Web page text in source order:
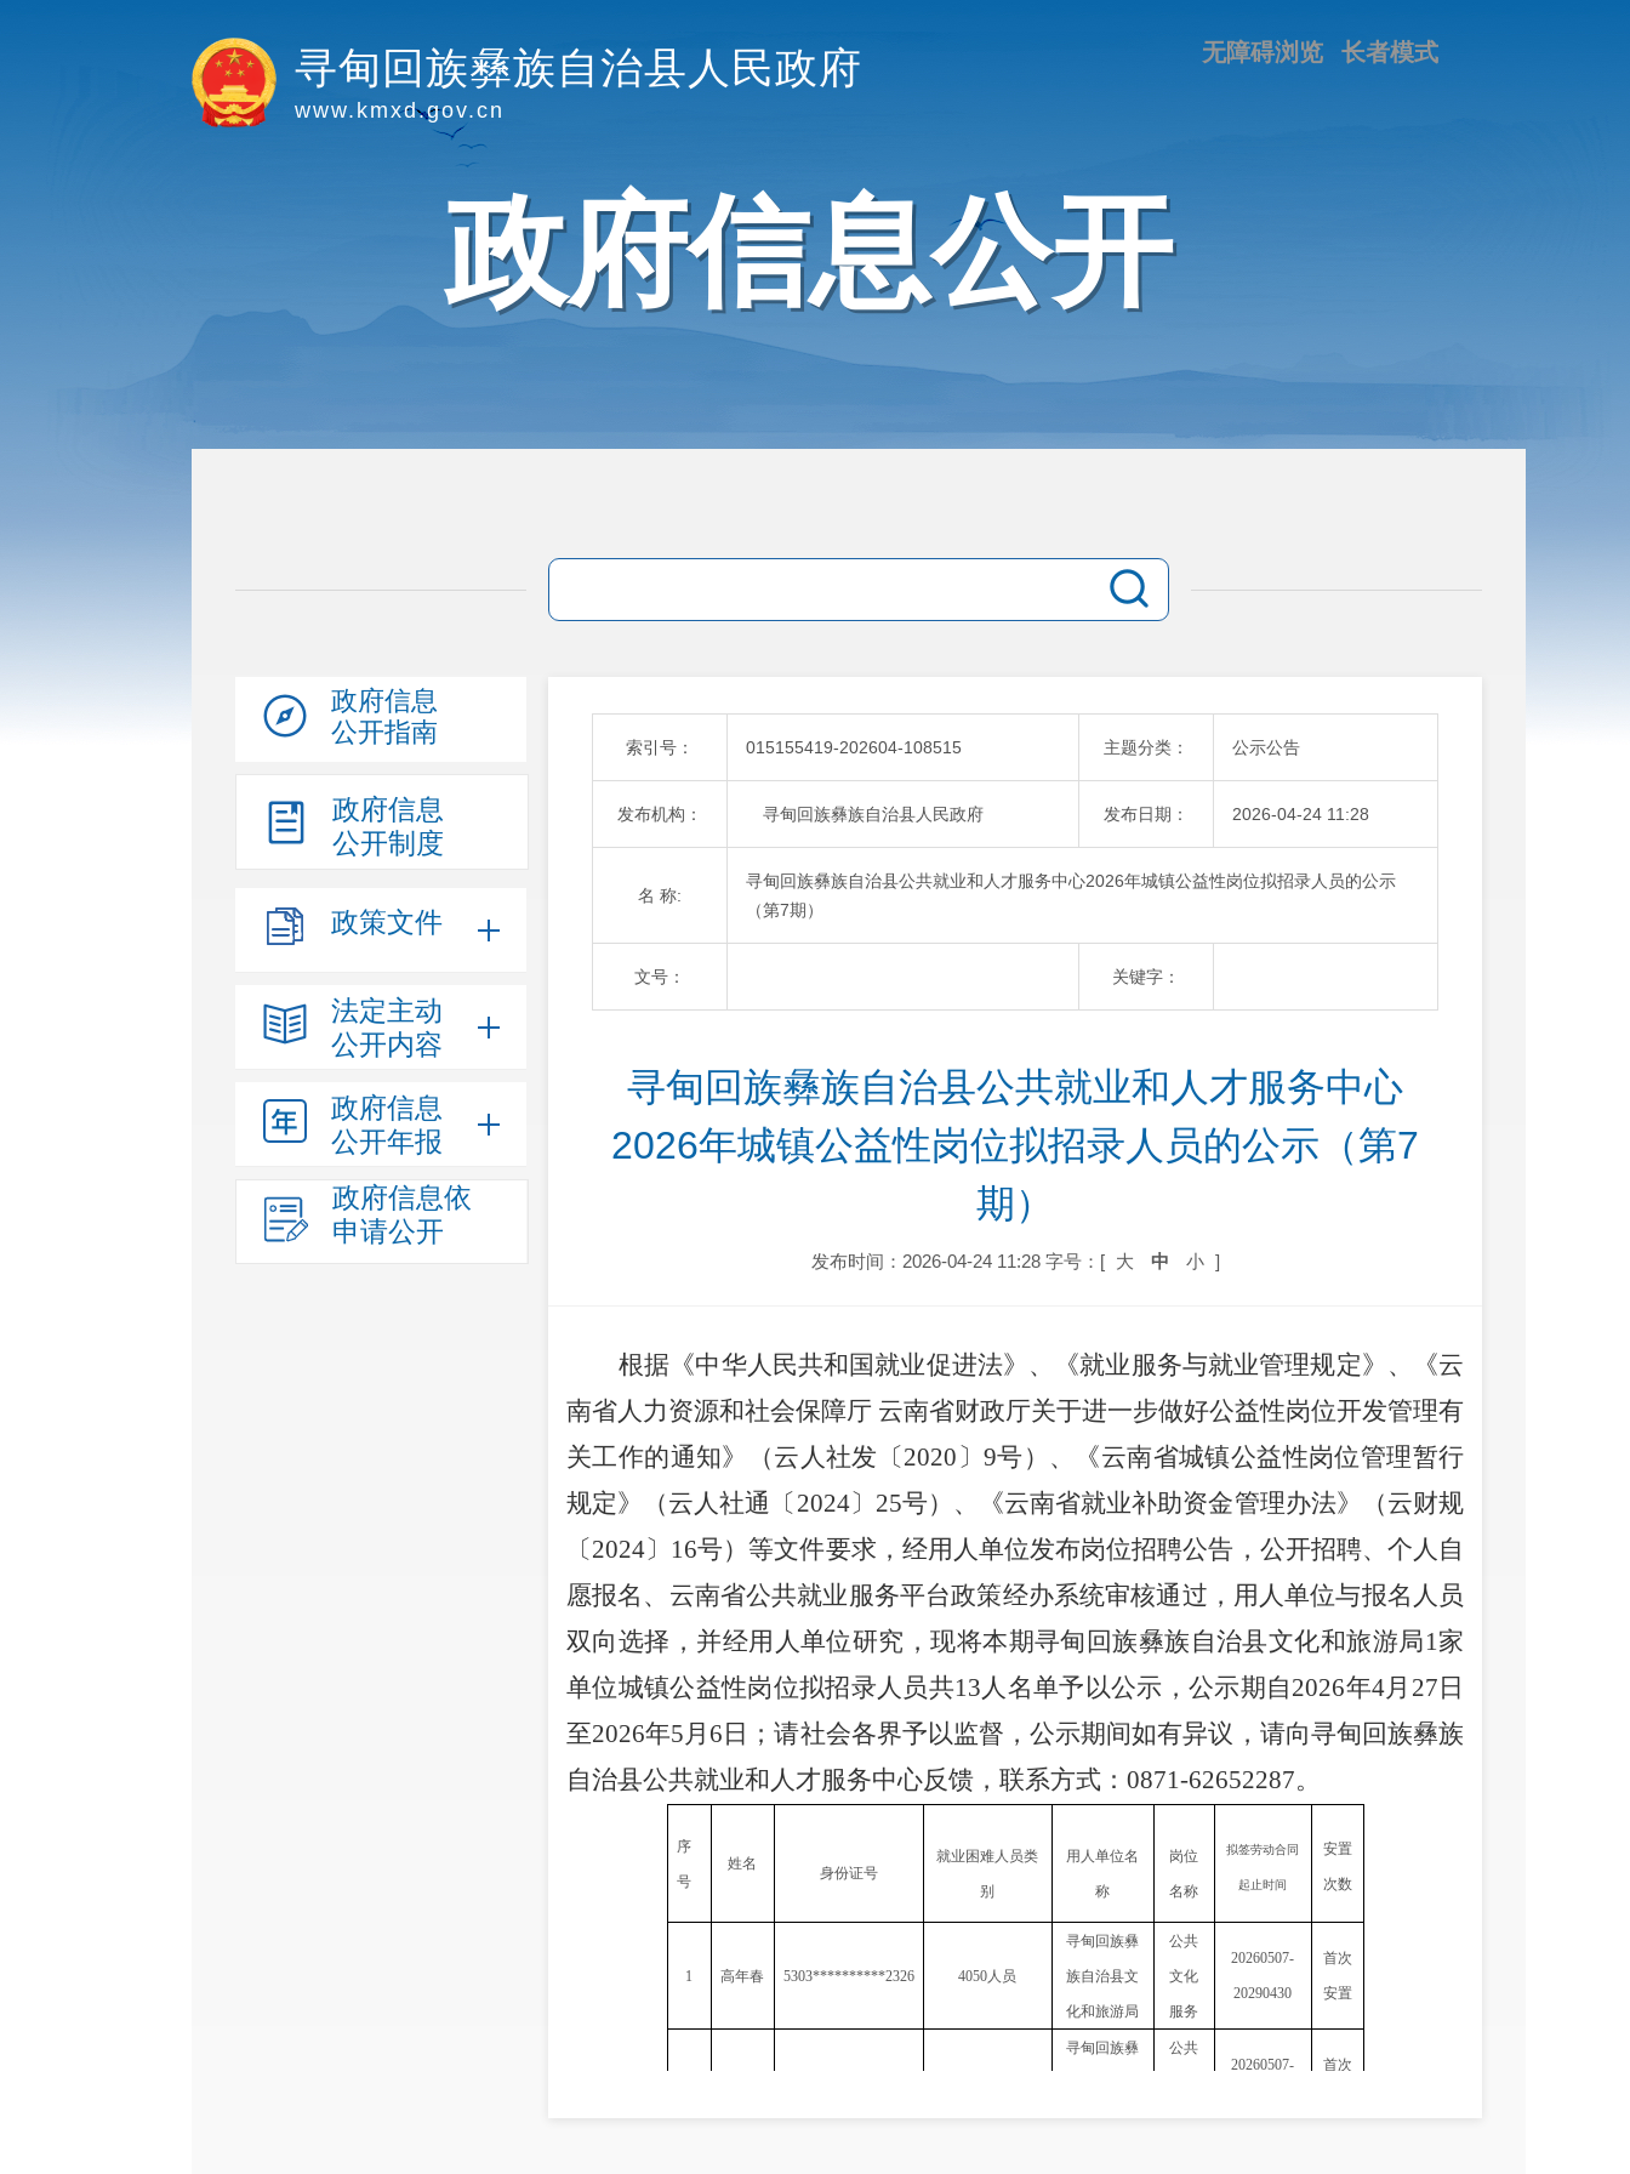
长者模式
无障碍浏览
寻甸回族彝族自治县人民政府
www.kmxd.gov.cn
政府信息公开
政府信息
公开指南
政府信息
公开制度
政策文件
法定主动
公开内容
政府信息
公开年报
政府信息依
申请公开
索引号： 015155419-202604-108515 主题分类： 公示公告
发布机构： 寻甸回族彝族自治县人民政府 发布日期： 2026-04-24 11:28
名 称:
寻甸回族彝族自治县公共就业和人才服务中心2026年城镇公益性岗位拟招录人员的公示
（第7期）
文号： 关键字：
寻甸回族彝族自治县公共就业和人才服务中心
2026年城镇公益性岗位拟招录人员的公示（第7
期）
发布时间：2026-04-24 11:28 字号：[ 大 中 小 ]
根据《中华人民共和国就业促进法》、《就业服务与就业管理规定》、《云
南省人力资源和社会保障厅 云南省财政厅关于进一步做好公益性岗位开发管理有
关工作的通知》（云人社发〔2020 〕 9号）、《云南省城镇公益性岗位管理暂行
规定》（云人社通〔 2024〕 25号） 、
《云南省就业补助资金管理办法》（云财规
〔2024〕 16号）等文件要求，经用人单位发布岗位招聘公告，公开招聘、个人自
愿报名、云南省公共就业服务平台政策经办系统审核通过，用人单位与报名人员
双向选择， 并经用人单位研究，现将本期寻甸回族彝族自治县文化和旅游局1家
单位城镇公益性岗位拟招录人员共13人名单予以公示，公示期自2026年4月 27 日
至2026年5月 6 日；请社会各界予以监督，公示期间如有异议，请向寻甸回族彝族
自治县公共就业和人才服务中心反馈，联系方式： 0871-62652287。
序
号
姓名
身份证号
就业困难人员类
别
用人单位名
称
岗位
名称
拟签劳动合同
起止时间
安置
次数
1 高年春 5303**********2326 4050人员
寻甸回族彝
族自治县文
化和旅游局
公共
文化
服务
20260507-
20290430
首次
安置
寻甸回族彝 公共
20260507- 首次